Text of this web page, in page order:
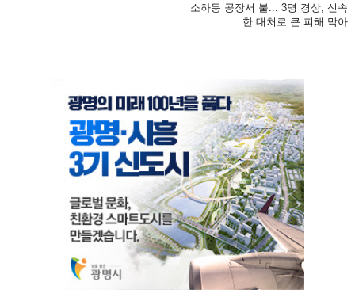
소하동 공장서 불... 3명 경상, 신속
한 대처로 큰 피해 막아